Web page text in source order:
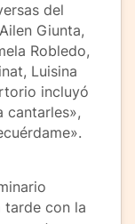
del
Giunta,
Robledo,
Luisina
incluyó
cantarles»,
tarde con la